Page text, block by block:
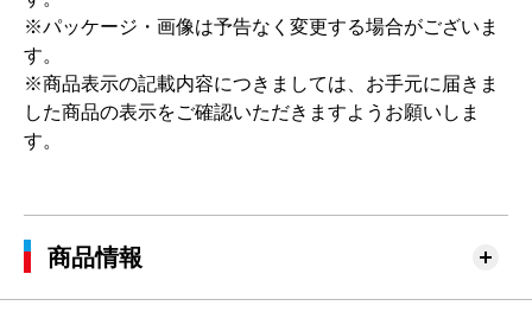
※パッケージ・画像は予告なく変更する場合がございま
す。
※商品表示の記載内容につきましては、お手元に届きま
した商品の表示をご確認いただきますようお願いしま
す。
商品情報